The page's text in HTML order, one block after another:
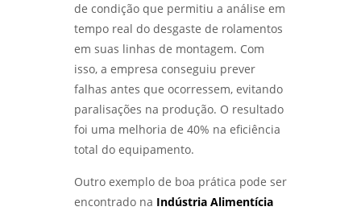
de condição que permitiu a análise em
tempo real do desgaste de rolamentos
em suas linhas de montagem. Com
isso, a empresa conseguiu prever
falhas antes que ocorressem, evitando
paralisações na produção. O resultado
foi uma melhoria de 40% na eficiência
total do equipamento.
Outro exemplo de boa prática pode ser
encontrado na Indústria Alimentícia